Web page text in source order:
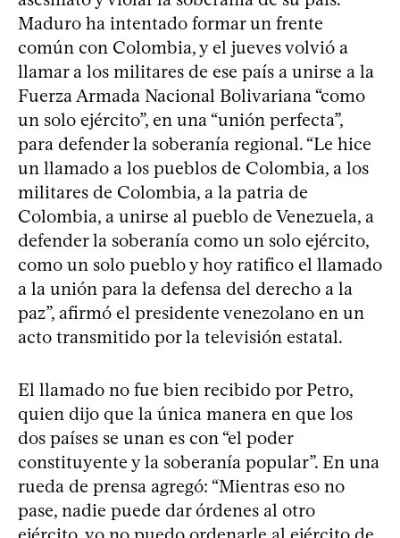
Maduro ha intentado formar un frente
común con Colombia, y el jueves volvió a
llamar a los militares de ese país a unirse a la
Fuerza Armada Nacional Bolivariana “como
un solo ejército”, en una “unión perfecta”,
para defender la soberanía regional. “Le hice
un llamado a los pueblos de Colombia, a los
militares de Colombia, a la patria de
Colombia, a unirse al pueblo de Venezuela, a
defender la soberanía como un solo ejército,
como un solo pueblo y hoy ratifico el llamado
a la unión para la defensa del derecho a la
paz”, afirmó el presidente venezolano en un
acto transmitido por la televisión estatal.
El llamado no fue bien recibido por Petro,
quien dijo que la única manera en que los
dos países se unan es con “el poder
constituyente y la soberanía popular”. En una
rueda de prensa agregó: “Mientras eso no
pase, nadie puede dar órdenes al otro